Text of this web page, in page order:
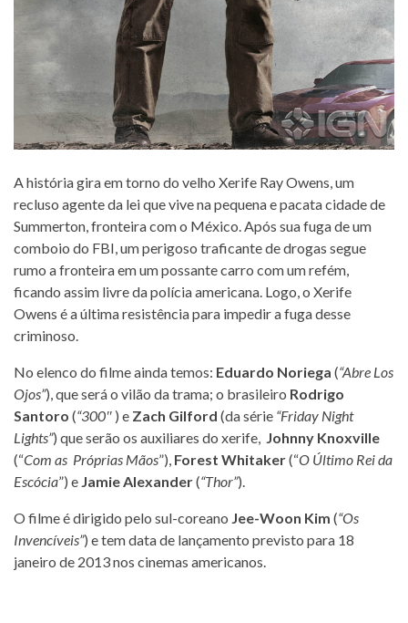
A história gira em torno do velho Xerife Ray Owens, um
recluso agente da lei que vive na pequena e pacata cidade de
Summerton, fronteira com o México. Após sua fuga de um
comboio do FBI, um perigoso traficante de drogas segue
rumo a fronteira em um possante carro com um refém,
ficando assim livre da polícia americana. Logo, o Xerife
Owens é a última resistência para impedir a fuga desse
criminoso.
No elenco do filme ainda temos: Eduardo Noriega (“Abre Los
Ojos”), que será o vilão da trama; o brasileiro Rodrigo
Santoro (“300″ ) e Zach Gilford (da série “Friday Night
Lights”) que serão os auxiliares do xerife, Johnny Knoxville
(“Com as Próprias Mãos”), Forest Whitaker(“O Último Rei da
Escócia”) e Jamie Alexander(“Thor”).
O filme é dirigido pelo sul-coreano Jee-Woon Kim (“Os
Invencíveis”) e tem data de lançamento previsto para 18
janeiro de 2013 nos cinemas americanos.